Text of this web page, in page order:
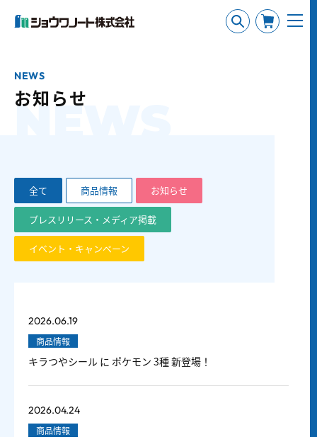
NEWS
お知らせ
全て 商品情報 お知らせ
プレスリリース・メディア掲載
イベント・キャンペーン
2026.06.19
商品情報
キラつやシール に ポケモン 3種 新登場！
2026.04.24
商品情報
NEWS